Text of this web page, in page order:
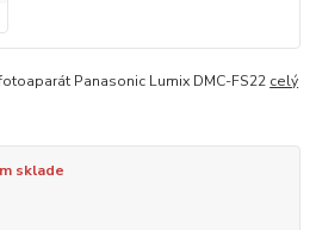
Panasonic Lumix DMC-FS22 celý
sklade